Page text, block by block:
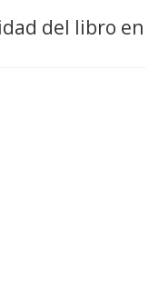
del libro en